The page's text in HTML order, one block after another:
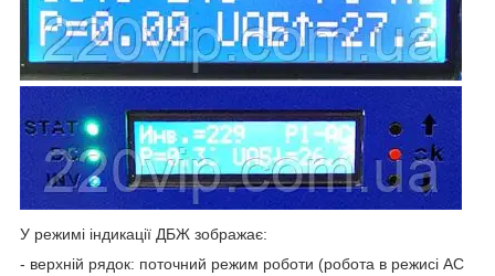
У режимі індикації ДБЖ зображає:
- верхній рядок: поточний режим роботи (робота в режисі АС